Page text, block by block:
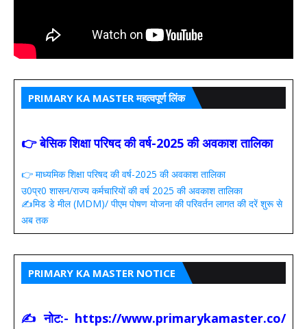
PRIMARY KA MASTER महत्वपूर्ण लिंक
👉 बेसिक शिक्षा परिषद की वर्ष-2025 की अवकाश तालिका
👉 माध्यमिक शिक्षा परिषद की वर्ष-2025 की अवकाश तालिका
उ0प्र0 शासन/राज्य कर्मचारियों की वर्ष 2025 की अवकाश तालिका
✍️मिड डे मील (MDM)/ पीएम पोषण योजना की परिवर्तन लागत की दरें शुरू से
अब तक
PRIMARY KA MASTER NOTICE
✍ नोट:- https://www.primarykamaster.co/